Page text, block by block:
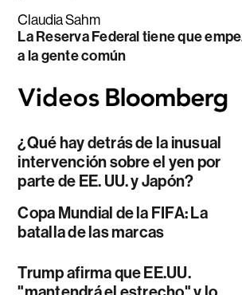
Claudia Sahm
La Reserva Federal tiene que
a la gente común
¿Qué hay detrás de la inusual
intervención sobre el yen por
parte de EE. UU. y Japón?
Copa Mundial de la FIFA: La
batalla de las marcas
Trump afirma que EE.UU.